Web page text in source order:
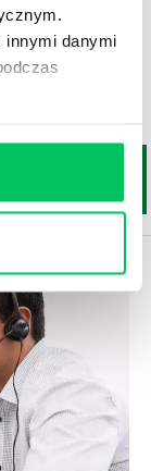
innymi danymi
się
źródeł
ich w